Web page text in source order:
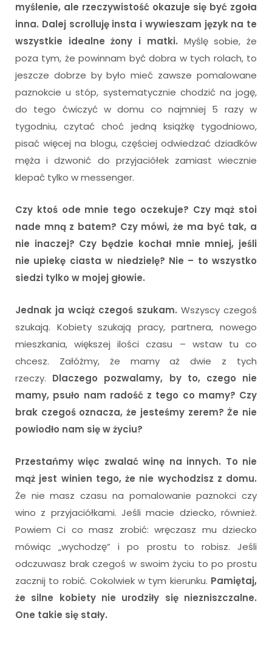
myślenie, ale rzeczywistość okazuje się być zgoła
inna. Dalej scrolluję insta i wywieszam język na te
wszystkie idealne żony i matki. Myślę sobie, że
poza tym, że powinnam być dobra w tych rolach, to
jeszcze dobrze by było mieć zawsze pomalowane
paznokcie u stóp, systematycznie chodzić na jogę,
do tego ćwiczyć w domu co najmniej 5 razy w
tygodniu, czytać choć jedną książkę tygodniowo,
pisać więcej na blogu, częściej odwiedzać dziadków
męża i dzwonić do przyjaciółek zamiast wiecznie
klepać tylko w messenger.
Czy ktoś ode mnie tego oczekuje? Czy mąż stoi
nade mną z batem? Czy mówi, że ma być tak, a
nie inaczej? Czy będzie kochał mnie mniej, jeśli
nie upiekę ciasta w niedzielę? Nie – to wszystko
siedzi tylko w mojej głowie.
Jednak ja wciąż czegoś szukam. Wszyscy czegoś
szukają. Kobiety szukają pracy, partnera, nowego
mieszkania, większej ilości czasu – wstaw tu co
chcesz. Załóżmy, że mamy aż dwie z tych
rzeczy. Dlaczego pozwalamy, by to, czego nie
mamy, psuło nam radość z tego co mamy? Czy
brak czegoś oznacza, że jesteśmy zerem? Że nie
powiodło nam się w życiu?
Przestańmy więc zwalać winę na innych. To nie
mąż jest winien tego, że nie wychodzisz z domu.
Że nie masz czasu na pomalowanie paznokci czy
wino z przyjaciółkami. Jeśli macie dziecko, również.
Powiem Ci co masz zrobić: wręczasz mu dziecko
mówiąc „wychodzę” i po prostu to robisz. Jeśli
odczuwasz brak czegoś w swoim życiu to po prostu
zacznij to robić. Cokolwiek w tym kierunku. Pamiętaj,
że silne kobiety nie urodziły się niezniszczalne.
One takie się stały.